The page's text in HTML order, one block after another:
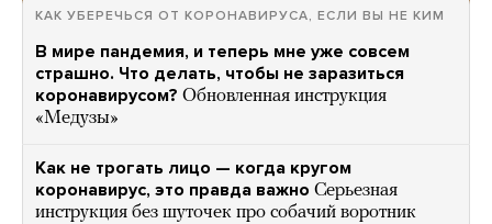
КАК УБЕРЕЧЬСЯ ОТ КОРОНАВИРУСА, ЕСЛИ ВЫ НЕ КИМ
В мире пандемия, и теперь мне уже совсем
страшно. Что делать, чтобы не заразиться
коронавирусом? Обновленная инструкция
«Медузы»
Как не трогать лицо — когда кругом
коронавирус, это правда важно Серьезная
инструкция без шуточек про собачий воротник